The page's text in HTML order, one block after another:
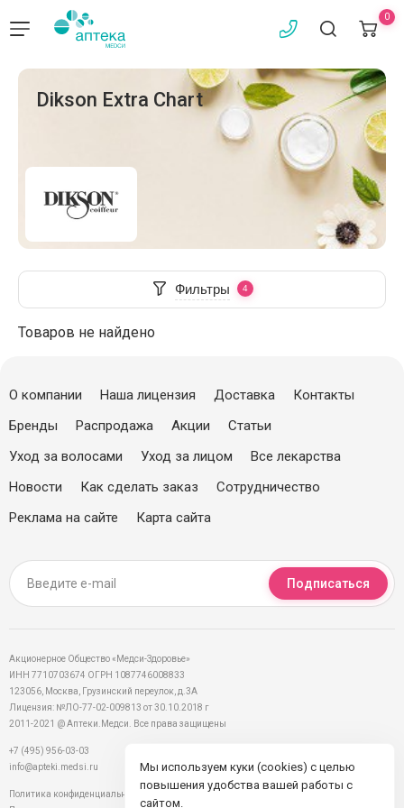
0
Dikson Extra Chart
Фильтры
Товаров не найдено
О компании Наша лицензия Доставка
Контакты
Бренды
Распродажа Акции
Статьи
Уход за волосами
Уход за лицом
Все лекарства
Новости
Как сделать заказ
Сотрудничество
Реклама на сайте
Карта сайта
Подписаться
Акционерное Общество «Медси-Здоровье»
ИНН 7710703674 ОГРН 1087746008833
123056, Москва, Грузинский переулок, д.3А
Лицензия: №ЛО-77-02-009813 от 30.10.2018 г
2011-2021 @ Аптеки.Медси. Все права защищены
+7 (495) 956-03-03
info@apteki.medsi.ru
Политика конфиденциальности
Мы используем куки (cookies) с целью
повышения удобства вашей работы с
сайтом.